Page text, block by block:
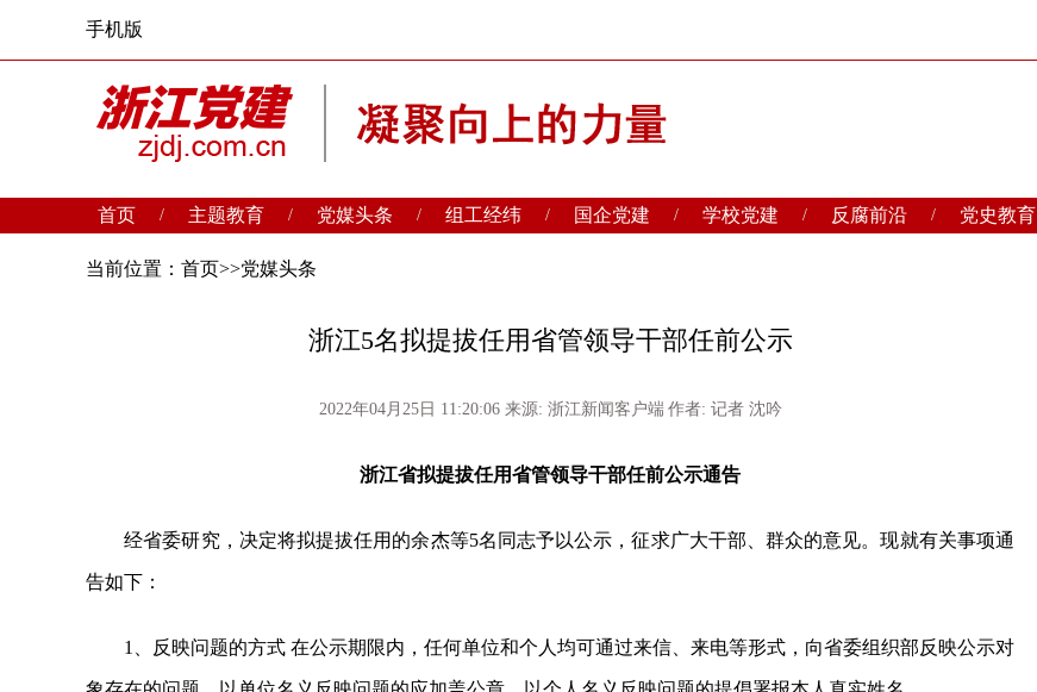
手机版
首页 / 主题教育 / 党媒头条 / 组工经纬 / 国企党建 / 学校党建 / 反腐前沿 / 党史教育
当前位置： 首页>>党媒头条
浙江5名拟提拔任用省管领导干部任前公示
2022年04月25日 11:20:06 来源: 浙江新闻客户端 作者: 记者 沈吟
浙江省拟提拔任用省管领导干部任前公示通告
经省委研究，决定将拟提拔任用的余杰等5名同志予以公示，征求广大干部、群众的意见。现就有关事项通
告如下：
1、反映问题的方式 在公示期限内，任何单位和个人均可通过来信、来电等形式，向省委组织部反映公示对